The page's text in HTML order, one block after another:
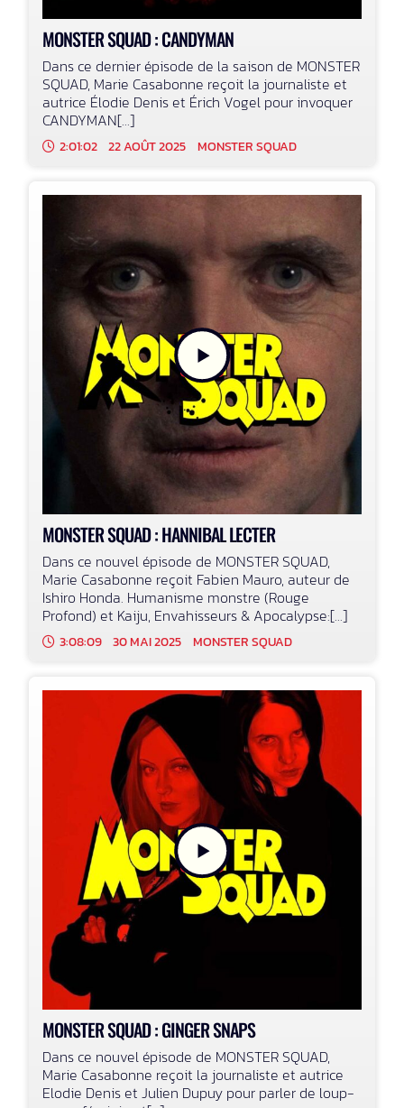
MONSTER SQUAD : CANDYMAN
Dans ce dernier épisode de la saison de MONSTER
SQUAD, Marie Casabonne reçoit la journaliste et
autrice Élodie Denis et Érich Vogel pour invoquer
CANDYMAN[...]
2:01:02 22 AOÛT 2025 MONSTER SQUAD
MONSTER SQUAD : HANNIBAL LECTER
Dans ce nouvel épisode de MONSTER SQUAD,
Marie Casabonne reçoit Fabien Mauro, auteur de
Ishiro Honda. Humanisme monstre (Rouge
Profond) et Kaiju, Envahisseurs & Apocalypse:[...]
3:08:09 30 MAI 2025 MONSTER SQUAD
MONSTER SQUAD : GINGER SNAPS
Dans ce nouvel épisode de MONSTER SQUAD,
Marie Casabonne reçoit la journaliste et autrice
Elodie Denis et Julien Dupuy pour parler de loup-